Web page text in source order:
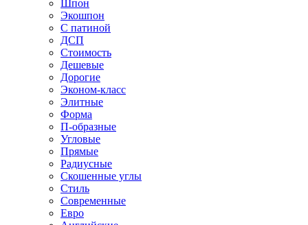
Шпон
Экошпон
С патиной
ДСП
Стоимость
Дешевые
Дорогие
Эконом-класс
Элитные
Форма
П-образные
Угловые
Прямые
Радиусные
Скошенные углы
Стиль
Современные
Евро